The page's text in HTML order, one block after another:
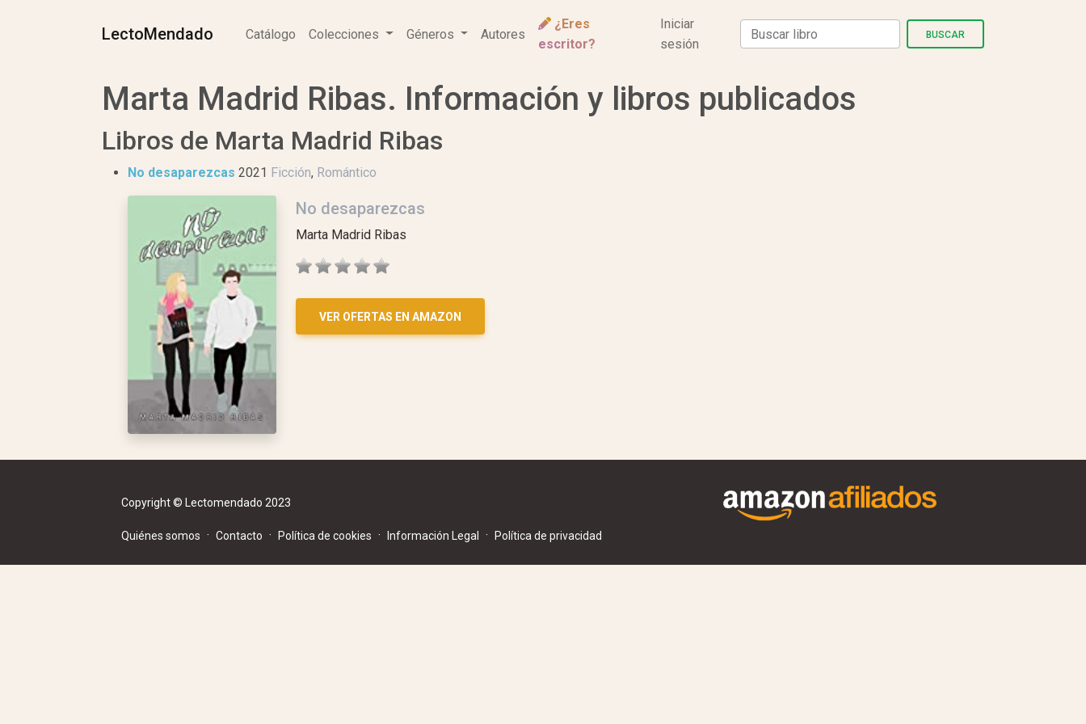
LectoMendado Catálogo Colecciones Géneros Autores
¿Eres
escritor?
Iniciar
sesión
BUSCAR
Marta Madrid Ribas. Información y libros publicados
Libros de Marta Madrid Ribas
No desaparezcas 2021 Ficción, Romántico
No desaparezcas
Marta Madrid Ribas
VER OFERTAS EN AMAZON
Copyright © Lectomendado 2023
Quiénes somos · Contacto · Política de cookies · Información Legal · Política de privacidad